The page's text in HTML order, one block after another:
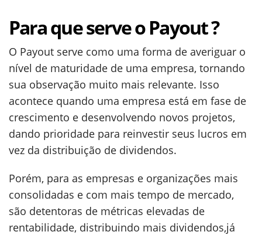
Para que serve o Payout ?
O Payout serve como uma forma de averiguar o
nível de maturidade de uma empresa, tornando
sua observação muito mais relevante. Isso
acontece quando uma empresa está em fase de
crescimento e desenvolvendo novos projetos,
dando prioridade para reinvestir seus lucros em
vez da distribuição de dividendos.
Porém, para as empresas e organizações mais
consolidadas e com mais tempo de mercado,
são detentoras de métricas elevadas de
rentabilidade, distribuindo mais dividendos,já